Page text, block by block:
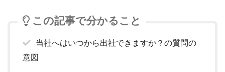
この記事で分かること
当社へはいつから出社できますか？の質問の
意図